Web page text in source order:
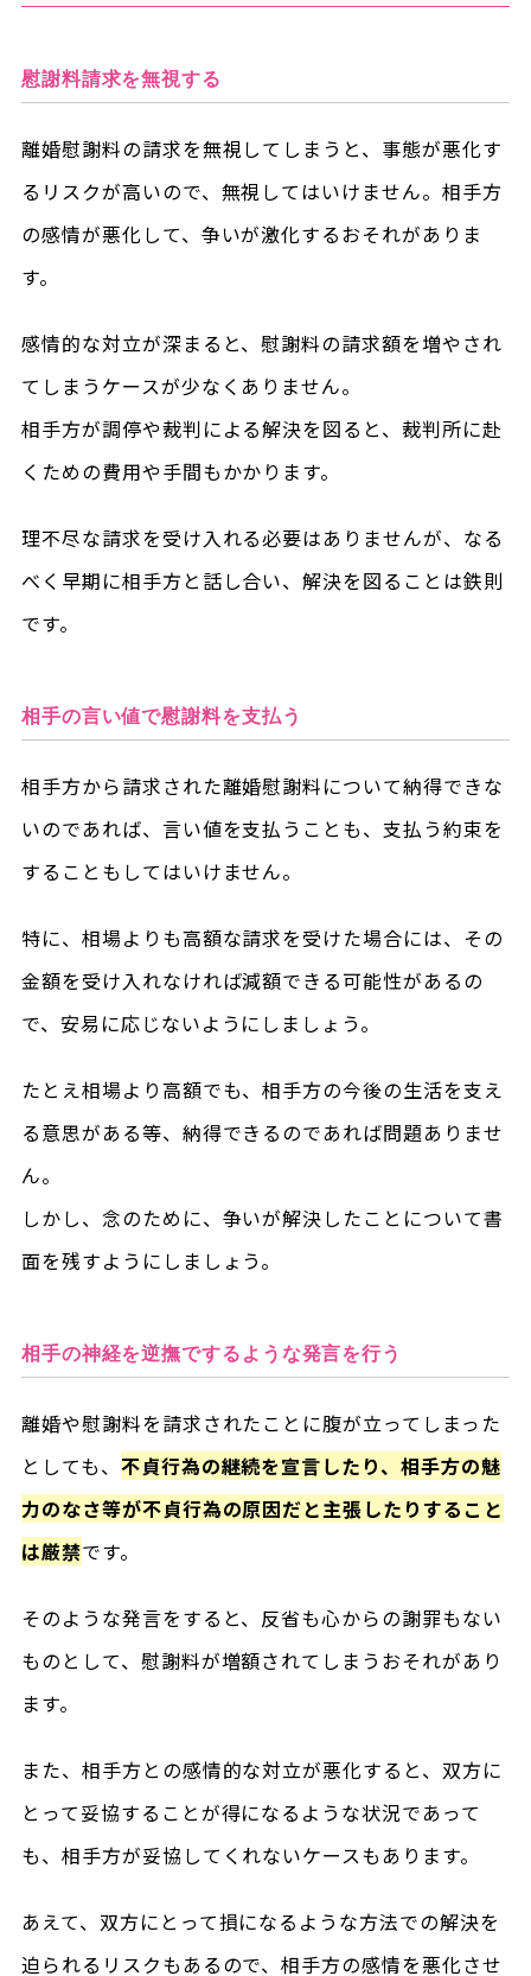
慰謝料請求を無視する
離婚慰謝料の請求を無視してしまうと、事態が悪化す
るリスクが高いので、無視してはいけません。相手方
の感情が悪化して、争いが激化するおそれがありま
す。
感情的な対立が深まると、慰謝料の請求額を増やされ
てしまうケースが少なくありません。
相手方が調停や裁判による解決を図ると、裁判所に赴
くための費用や手間もかかります。
理不尽な請求を受け入れる必要はありませんが、なる
べく早期に相手方と話し合い、解決を図ることは鉄則
です。
相手の言い値で慰謝料を支払う
相手方から請求された離婚慰謝料について納得できな
いのであれば、言い値を支払うことも、支払う約束を
することもしてはいけません。
特に、相場よりも高額な請求を受けた場合には、その
金額を受け入れなければ減額できる可能性があるの
で、安易に応じないようにしましょう。
たとえ相場より高額でも、相手方の今後の生活を支え
る意思がある等、納得できるのであれば問題ありませ
ん。
しかし、念のために、争いが解決したことについて書
面を残すようにしましょう。
相手の神経を逆撫でするような発言を行う
離婚や慰謝料を請求されたことに腹が立ってしまった
としても、 不貞行為の継続を宣言したり、相手方の魅
力のなさ等が不貞行為の原因だと主張したりすること
は厳禁です。
そのような発言をすると、反省も心からの謝罪もない
ものとして、慰謝料が増額されてしまうおそれがあり
ます。
また、相手方との感情的な対立が悪化すると、双方に
とって妥協することが得になるような状況であって
も、相手方が妥協してくれないケースもあります。
あえて、双方にとって損になるような方法での解決を
迫られるリスクもあるので、相手方の感情を悪化させ